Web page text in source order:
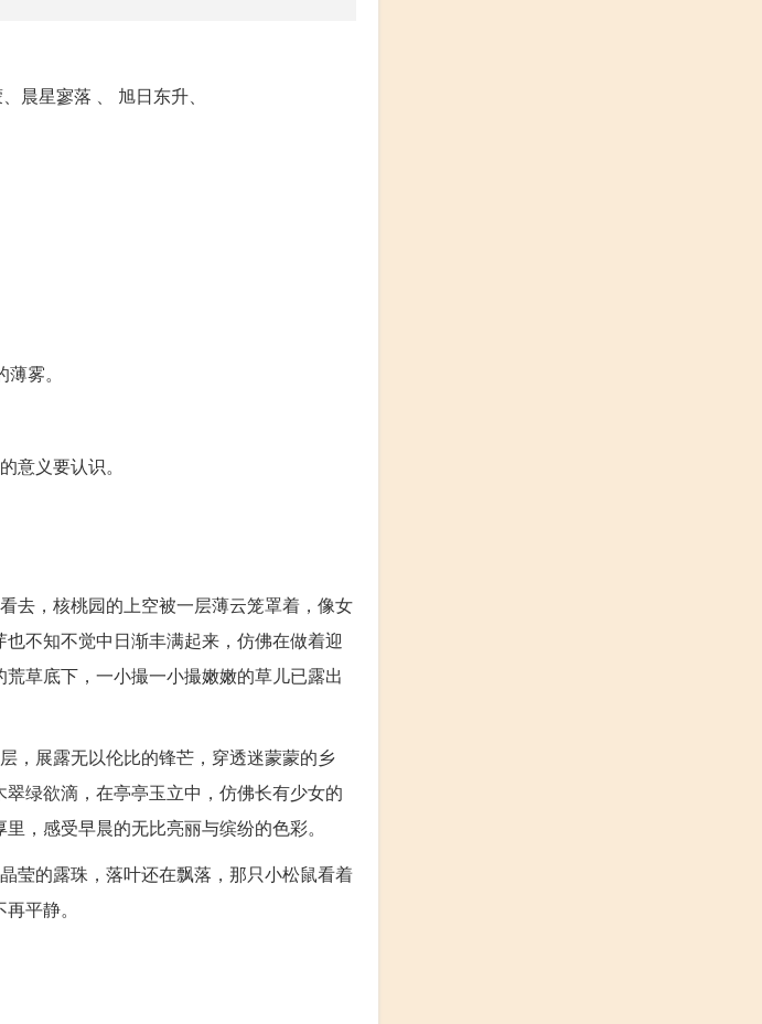
晨星寥落 、 旭日东升、
雾。
意义要认识。
去，核桃园的上空被一层薄云笼罩着，像女
不知不觉中日渐丰满起来，仿佛在做着迎
草底下，一小撮一小撮嫩嫩的草儿已露出
，展露无以伦比的锋芒，穿透迷蒙蒙的乡
绿欲滴，在亭亭玉立中，仿佛长有少女的
，感受早晨的无比亮丽与缤纷的色彩。
莹的露珠，落叶还在飘落，那只小松鼠看着
平静。